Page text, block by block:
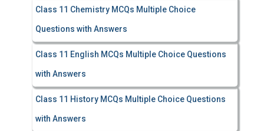
Class 11 Chemistry MCQs Multiple Choice
Questions with Answers
Class 11 English MCQs Multiple Choice Questions
with Answers
Class 11 History MCQs Multiple Choice Questions
with Answers